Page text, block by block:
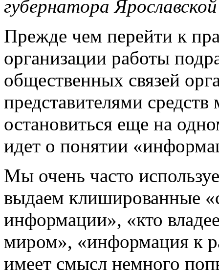
губернатора
Прежде чем перейти к
организации работы
общественных связей
представителями
остановиться еще на
идет о понятии
Мы очень часто
выдаем клишированные
информации», «кто
миром», «информация к
имеет смысл немного